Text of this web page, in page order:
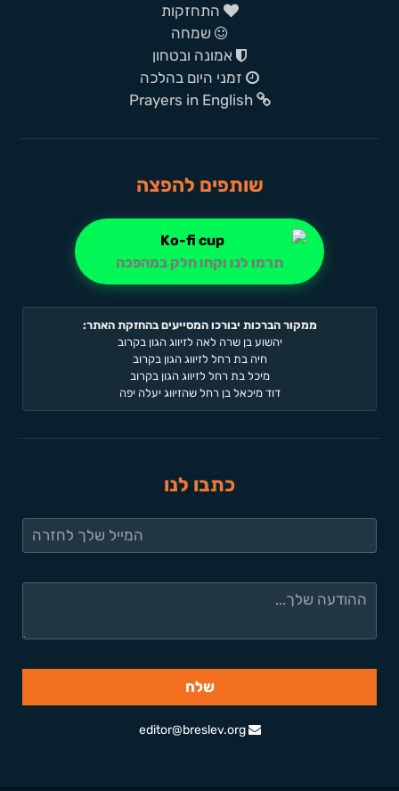
התחזקות
שמחה
אמונה ובטחון
זמני היום בהלכה
Prayers in English
שותפים להפצה
תרמו לנו וקחו חלק במהפכה
ממקור הברכות יבורכו המסייעים בהחזקת האתר:
יהשוע בן שרה לאה לזיווג הגון בקרוב
חיה בת רחל לזיווג הגון בקרוב
מיכל בת רחל לזיווג הגון בקרוב
דוד מיכאל בן רחל שהזיווג יעלה יפה
כתבו לנו
editor@breslev.org